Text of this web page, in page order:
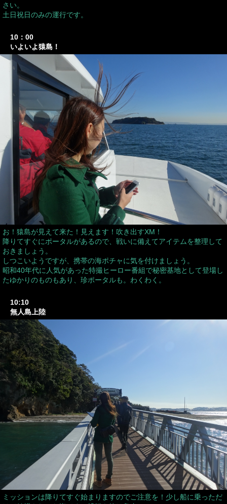
さい。
土日祝日のみの運行です。
10：00
いよいよ猿島！
お！猿島が見えて来た！見えます！吹き出すXM！
降りてすぐにポータルがあるので、戦いに備えてアイテムを整理して
おきましょう。
しつこいようですが、携帯の海ポチャに気を付けましょう。
昭和40年代に人気があった特撮ヒーロー番組で秘密基地として登場し
たゆかりのものもあり、珍ポータルも。わくわく。
10:10
無人島上陸
ミッションは降りてすぐ始まりますのでご注意を！少し船に乗っただ